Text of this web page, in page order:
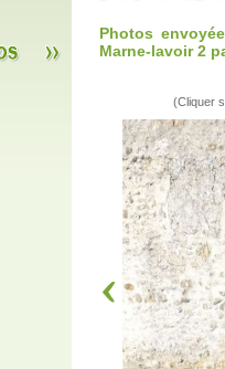
Photos
Marne-lavoir 2
(Cliquer